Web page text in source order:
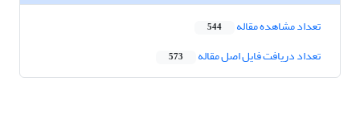
تعداد مشاهده مقاله 544
تعداد دریافت فایل اصل مقاله 573